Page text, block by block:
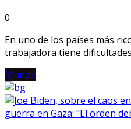
0
En uno de los países más
trabajadora tiene
Mundo